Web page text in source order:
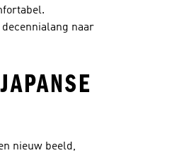
naar
nieuw beeld,